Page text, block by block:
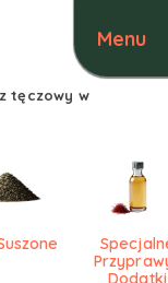
tęczowy w
Dodatki